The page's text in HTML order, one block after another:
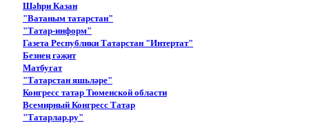
Шәһри Казан
"Ватаным татарстан"
"Татар-информ"
Газета Республики Татарстан "Интертат"
Безнең гәҗит
Матбугат
"Татарстан яшьләре"
Конгресс татар Тюменской области
Всемирный Конгресс Татар
"Татарлар.ру"